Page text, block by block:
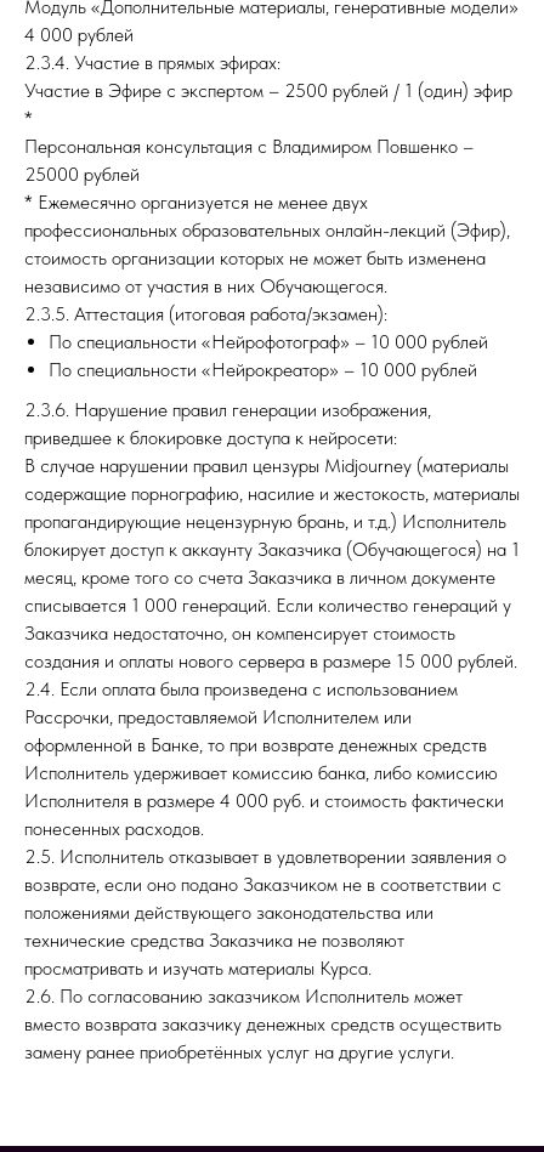
Модуль «Дополнительные материалы, генеративные модели»
4 000 рублей
2.3.4. Участие в прямых эфирах:
Участие в Эфире с экспертом – 2500 рублей / 1 (один) эфир
*
Персональная консультация с Владимиром Повшенко –
25000 рублей
* Ежемесячно организуется не менее двух
профессиональных образовательных онлайн-лекций (Эфир),
стоимость организации которых не может быть изменена
независимо от участия в них Обучающегося.
2.3.5. Аттестация (итоговая работа/экзамен):
По специальности «Нейрофотограф» – 10 000 рублей
По специальности «Нейрокреатор» – 10 000 рублей
2.3.6. Нарушение правил генерации изображения,
приведшее к блокировке доступа к нейросети:
В случае нарушении правил цензуры Midjourney (материалы
содержащие порнографию, насилие и жестокость, материалы
пропагандирующие нецензурную брань, и т.д.) Исполнитель
блокирует доступ к аккаунту Заказчика (Обучающегося) на 1
месяц, кроме того со счета Заказчика в личном документе
списывается 1 000 генераций. Если количество генераций у
Заказчика недостаточно, он компенсирует стоимость
создания и оплаты нового сервера в размере 15 000 рублей.
2.4. Если оплата была произведена с использованием
Рассрочки, предоставляемой Исполнителем или
оформленной в Банке, то при возврате денежных средств
Исполнитель удерживает комиссию банка, либо комиссию
Исполнителя в размере 4 000 руб. и стоимость фактически
понесенных расходов.
2.5. Исполнитель отказывает в удовлетворении заявления о
возврате, если оно подано Заказчиком не в соответствии с
положениями действующего законодательства или
технические средства Заказчика не позволяют
просматривать и изучать материалы Курса.
2.6. По согласованию заказчиком Исполнитель может
вместо возврата заказчику денежных средств осуществить
замену ранее приобретённых услуг на другие услуги.